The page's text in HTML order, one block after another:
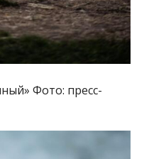
Фото: пресс-